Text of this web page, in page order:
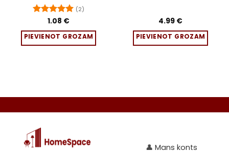
Novērtēts
ar5no 5
(2)
1.08 €
PIEVIENOT GROZAM
4.99 €
PIEVIENOT GROZAM
👤 Mans konts